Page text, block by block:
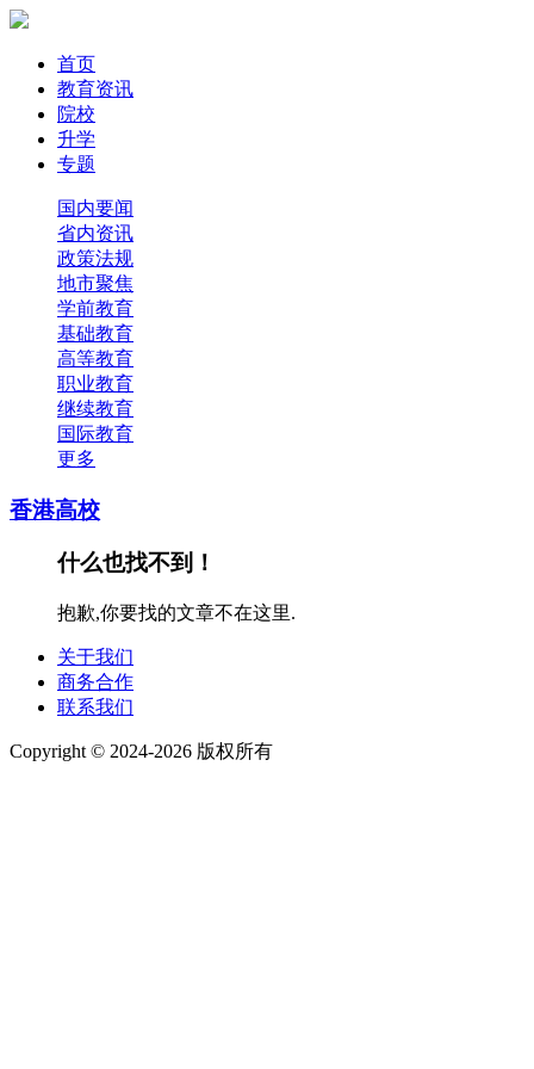
首页
教育资讯
院校
升学
专题
国内要闻
省内资讯
政策法规
地市聚焦
学前教育
基础教育
高等教育
职业教育
继续教育
国际教育
更多
香港高校
什么也找不到！
抱歉,你要找的文章不在这里.
关于我们
商务合作
联系我们
Copyright © 2024-2026 版权所有